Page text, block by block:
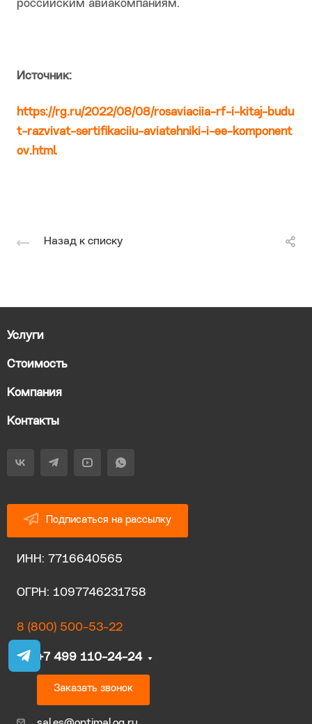
российским авиакомпаниям.
Источник:
https://rg.ru/2022/08/08/rosaviaciia-rf-i-kitaj-budu
t-razvivat-sertifikaciiu-aviatehniki-i-ee-komponent
ov.html
Назад к списку
Услуги
Стоимость
Компания
Контакты
Подписаться на рассылку
ИНН: 7716640565
ОГРН: 1097746231758
8 (800) 500-53-22
+7 499 110-24-24
Заказать звонок